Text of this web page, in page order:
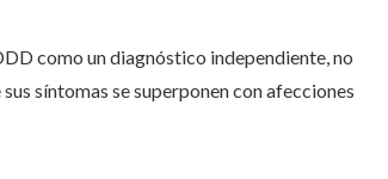
como un diagnóstico independiente, no
síntomas se superponen con afecciones